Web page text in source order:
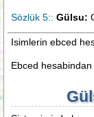
Sözlük 5:: Gülsu:
Isimlerin ebced
Ebced